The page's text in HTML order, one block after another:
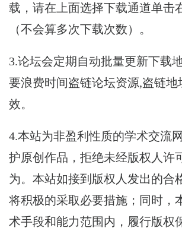
载，请在上面选择下载通道单击
（不会算多次下载次数）。
3.论坛会定期自动批量更新下载
要浪费时间盗链论坛资源,盗链地
效。
4.本站为非盈利性质的学术交流
护原创作品，拒绝未经版权人许
为。本站如接到版权人发出的合
将积极的采取必要措施；同时，
术手段和能力范围内，履行版权